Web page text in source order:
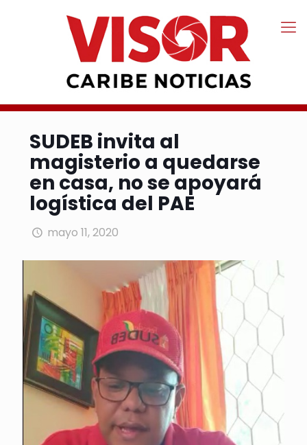
SUDEB invita al
magisterio a quedarse
en casa, no se apoyará
logística del PAE
mayo 11, 2020